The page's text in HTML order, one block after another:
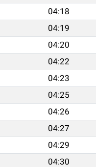
04:18
04:19
04:20
04:22
04:23
04:25
04:26
04:27
04:29
04:30